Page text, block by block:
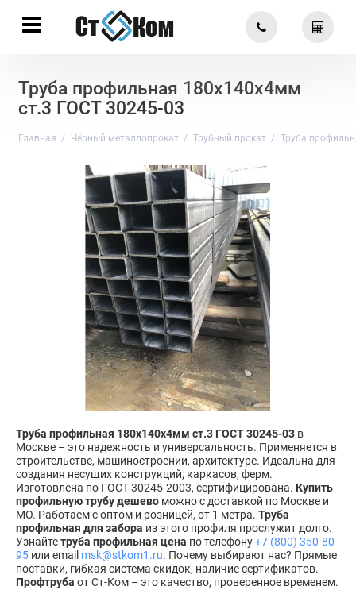
Труба профильная 180х140х4мм
ст.3 ГОСТ 30245-03
Главная Чёрный металлопрокат Трубный прокат Труба
Труба профильная 180х140х4мм ст.3 ГОСТ 30245-03 в
Москве – это надежность и универсальность. Применяется в
строительстве, машиностроении, архитектуре. Идеальна для
создания несущих конструкций, каркасов, ферм.
Изготовлена по ГОСТ 30245-2003, сертифицирована. Купить
профильную трубу дешево можно с доставкой по Москве и
МО. Работаем с оптом и розницей, от 1 метра. Труба
профильная для забора из этого профиля прослужит долго.
Узнайтетруба профильная цена по телефону+7 (800) 350-80-
95 или email msk@stkom1.ru. Почему выбирают нас? Прямые
поставки, гибкая система скидок, наличие сертификатов.
Профтруба от Ст-Ком – это качество, проверенное временем.